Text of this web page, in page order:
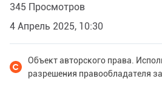
345 Просмотров
4 Апрель 2025, 10:30
Объект авторского права.
разрешения правообладателя